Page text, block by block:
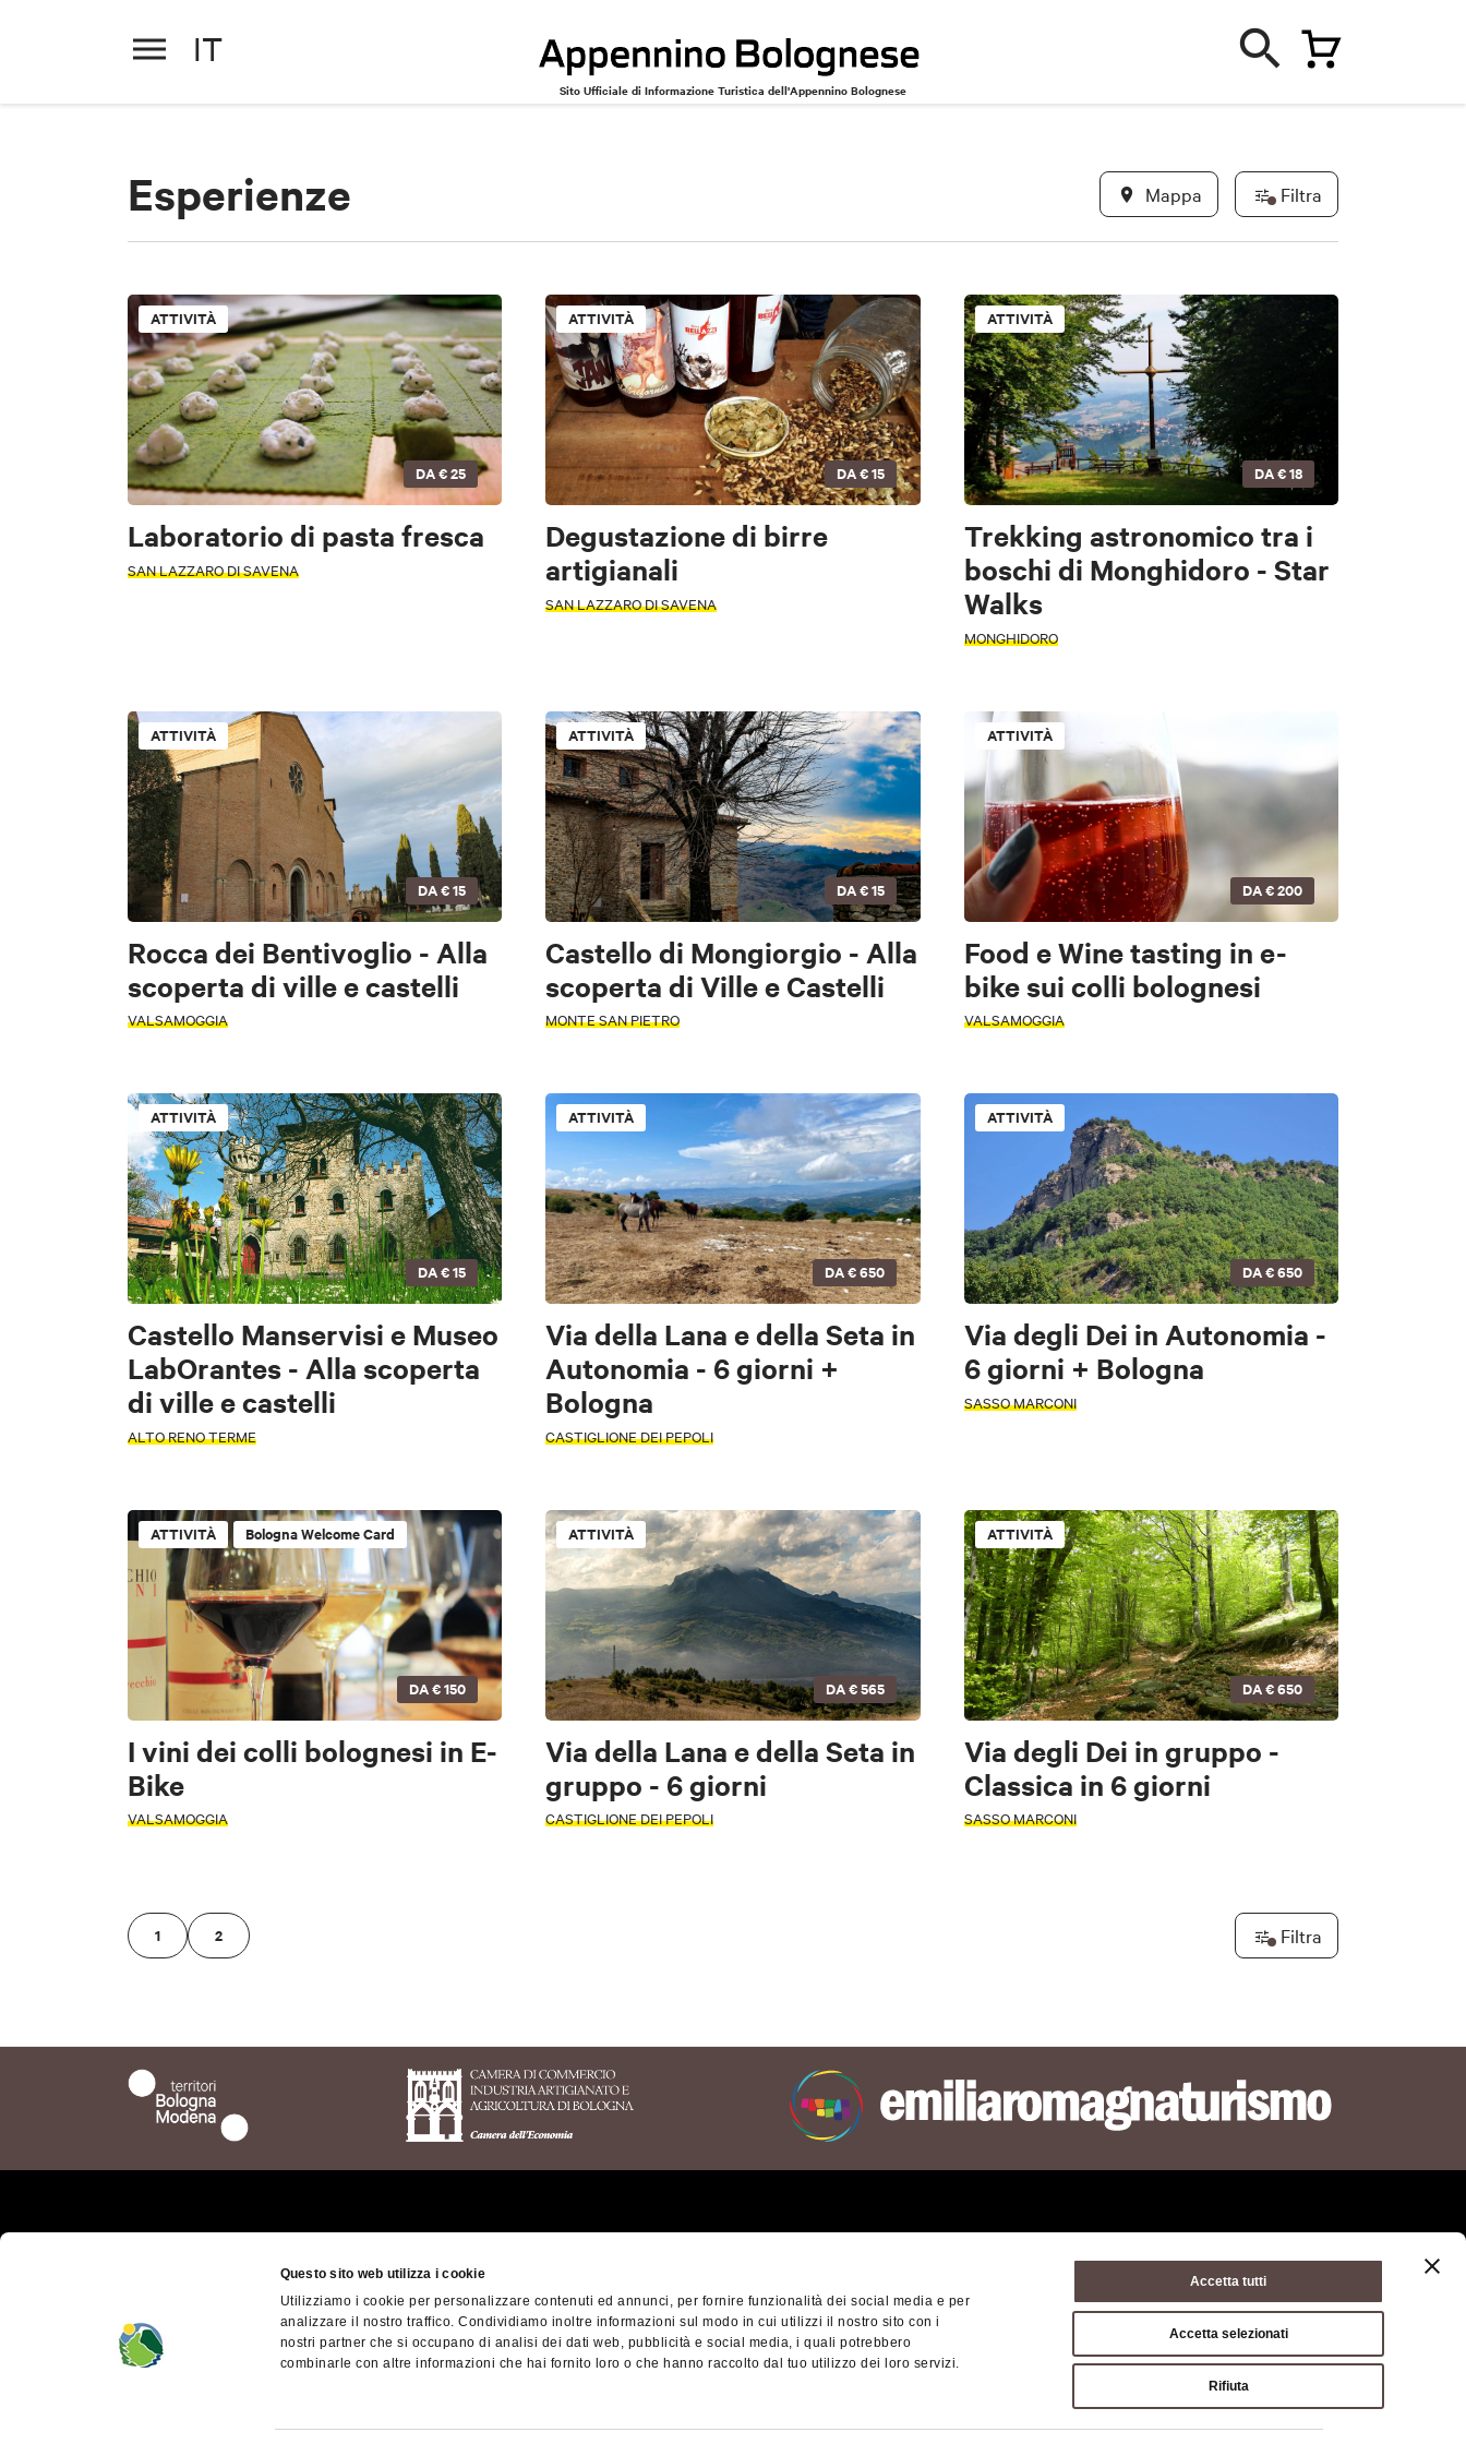
Questo sito web utilizza i cookie
Utilizziamo i cookie per personalizzare contenuti ed annunci, per fornire funzionalità dei social media e per
analizzare il nostro traffico. Condividiamo inoltre informazioni sul modo in cui utilizzi il nostro sito con i
nostri partner che si occupano di analisi dei dati web, pubblicità e social media, i quali potrebbero
combinarle con altre informazioni che hai fornito loro o che hanno raccolto dal tuo utilizzo dei loro servizi.
Accetta tutti
Accetta selezionati
Rifiuta
IT
Sito Ufficiale di Informazione Turistica dell'Appennino Bolognese
Esperienze Mappa Filtra
ATTIVITÀ
DA€ 25
Laboratorio di pasta fresca
SAN LAZZARO DI SAVENA
ATTIVITÀ
DA€ 15
Degustazione di birre
artigianali
SAN LAZZARO DI SAVENA
ATTIVITÀ
DA€ 18
Trekking astronomico tra i
boschi di Monghidoro - Star
Walks
MONGHIDORO
ATTIVITÀ
DA€ 15
Rocca dei Bentivoglio - Alla
scoperta di ville e castelli
VALSAMOGGIA
ATTIVITÀ
DA€ 15
Castello di Mongiorgio - Alla
scoperta di Ville e Castelli
MONTE SAN PIETRO
ATTIVITÀ
DA€ 200
Food e Wine tasting in e-
bike sui colli bolognesi
VALSAMOGGIA
ATTIVITÀ
DA€ 15
Castello Manservisi e Museo
LabOrantes - Alla scoperta
di ville e castelli
ALTO RENO TERME
ATTIVITÀ
DA€ 650
Via della Lana e della Seta in
Autonomia - 6 giorni +
Bologna
CASTIGLIONE DEI PEPOLI
ATTIVITÀ
DA€ 650
Via degli Dei in Autonomia -
6 giorni + Bologna
SASSO MARCONI
ATTIVITÀ Bologna Welcome Card
DA€ 150
I vini dei colli bolognesi in E-
Bike
VALSAMOGGIA
ATTIVITÀ
DA€ 565
Via della Lana e della Seta in
gruppo - 6 giorni
CASTIGLIONE DEI PEPOLI
ATTIVITÀ
DA€ 650
Via degli Dei in gruppo -
Classica in 6 giorni
SASSO MARCONI
1 2 Filtra
Leaflet|©OpenStreetMapcontributors ©CARTO
PERIODO
Seleziona un periodo
Accessibile Sale congressuali
INTERESSI
Arte e Cultura Enogastronomia
Musica e
Spettacolo
Natura e Oasi Lifestyle Sport e Motori
Castiglione dei Pepoli Gaggio Montano Grizzana Morandi Lizzano In Belvedere Loiano
Marzabotto Monghidoro Monte San Pietro Monterenzio Monzuno
Ozzano dell'Emilia Pianoro San Benedetto Val di Sambro San Lazzaro di Savena
Sasso Marconi Valsamoggia Vergato Zola Predosa
PERIODO
Seleziona un periodo
TIPOLOGIA
ATTIVITÀ CARD
INTERESSI
Natura e Oasi
Musica e
Spettacolo
Enogastronomia
ZONA
San Lazzaro di Savena Monte San Pietro Castiglione dei Pepoli Sasso Marconi
Alto Reno Terme Valsamoggia Monghidoro
Cancella filtri APPLICA FILTRI
Contatti
bolognese
Territorio Turistico Bologna-
Modena
Accessibilità
dell'altra montagna
Privacy policy Condizioni di utilizzo Condizioni di vendita
© Città metropolitana di Bologna, Via Zamboni, 13 40126 Bologna - Codice
- Posta certificata: